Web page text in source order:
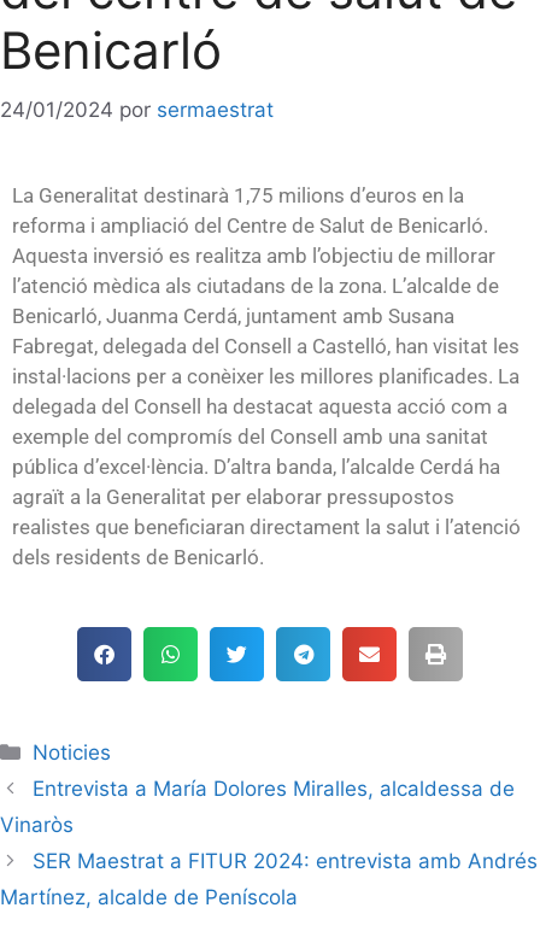
Benicarló
24/01/2024 por sermaestrat
La Generalitat destinarà 1,75 milions d’euros en la
reforma i ampliació del Centre de Salut de Benicarló.
Aquesta inversió es realitza amb l’objectiu de millorar
l’atenció mèdica als ciutadans de la zona. L’alcalde de
Benicarló, Juanma Cerdá, juntament amb Susana
Fabregat, delegada del Consell a Castelló, han visitat les
instal·lacions per a conèixer les millores planificades. La
delegada del Consell ha destacat aquesta acció com a
exemple del compromís del Consell amb una sanitat
pública d’excel·lència. D’altra banda, l’alcalde Cerdá ha
agraït a la Generalitat per elaborar pressupostos
realistes que beneficiaran directament la salut i l’atenció
dels residents de Benicarló.
Noticies
Entrevista a María Dolores Miralles, alcaldessa de
Vinaròs
SER Maestrat a FITUR 2024: entrevista amb Andrés
Martínez, alcalde de Peníscola